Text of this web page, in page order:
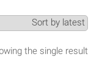
Search Results
Shop
the single result